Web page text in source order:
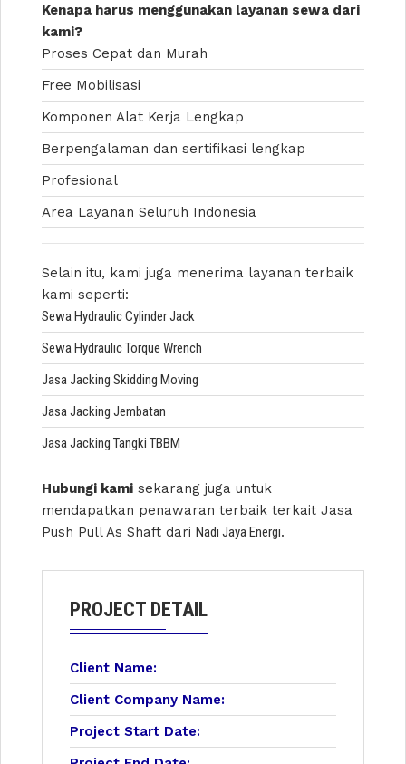
Kenapa harus menggunakan layanan sewa dari
kami?
Proses Cepat dan Murah
Free Mobilisasi
Komponen Alat Kerja Lengkap
Berpengalaman dan sertifikasi lengkap
Profesional
Area Layanan Seluruh Indonesia
Selain itu, kami juga menerima layanan terbaik
kami seperti:
Sewa Hydraulic Cylinder Jack
Sewa Hydraulic Torque Wrench
Jasa Jacking Skidding Moving
Jasa Jacking Jembatan
Jasa Jacking Tangki TBBM
Hubungi kami sekarang juga untuk
mendapatkan penawaran terbaik terkait Jasa
Push Pull As Shaft dari Nadi Jaya Energi.
PROJECT DETAIL
Client Name:
Client Company Name:
Project Start Date: